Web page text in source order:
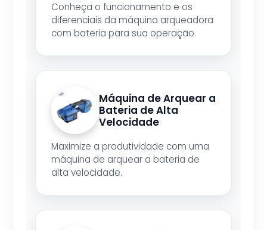
Conheça o funcionamento e os
diferenciais da máquina arqueadora
com bateria para sua operação.
Máquina de Arquear a
Bateria de Alta
Velocidade
Maximize a produtividade com uma
máquina de arquear a bateria de
alta velocidade.